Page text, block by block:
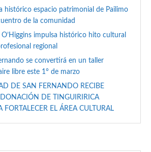
histórico espacio patrimonial de Pailimo
de la comunidad
impulsa histórico hito cultural
regional
se convertirá en un taller
libre este 1° de marzo
DE SAN FERNANDO RECIBE
DONACIÓN DE TINGUIRIRICA
FORTALECER EL ÁREA CULTURAL